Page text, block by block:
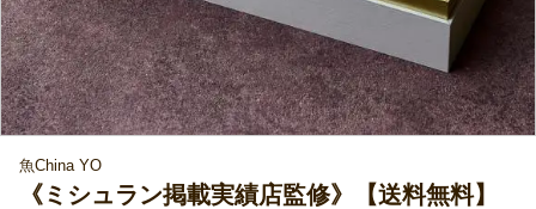
魚China YO
《ミシュラン掲載実績店監修》【送料無料】